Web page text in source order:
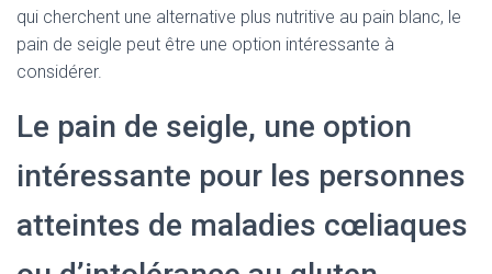
qui cherchent une alternative plus nutritive au pain blanc, le
pain de seigle peut être une option intéressante à
considérer.
Le pain de seigle, une option
intéressante pour les personnes
atteintes de maladies cœliaques